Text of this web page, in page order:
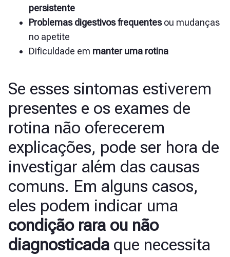
persistente
Problemas digestivos frequentesou mudanças
no apetite
Dificuldade em manter uma rotina
Se esses sintomas estiverem
presentes e os exames de
rotina não oferecerem
explicações, pode ser hora de
investigar além das causas
comuns. Em alguns casos,
eles podem indicar uma
condição rara ou não
diagnosticada que necessita